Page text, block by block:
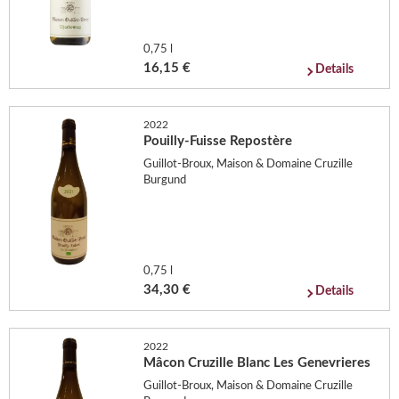
0,75 l
16,15 € Details
2022
Pouilly-Fuisse Repostère
Guillot-Broux, Maison & Domaine Cruzille
Burgund
0,75 l
34,30 € Details
2022
Mâcon Cruzille Blanc Les Genevrieres
Guillot-Broux, Maison & Domaine Cruzille